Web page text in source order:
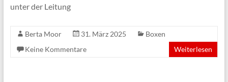
unter der Leitung
Berta Moor 31. März 2025
Boxen
Keine Kommentare
Weiterlesen